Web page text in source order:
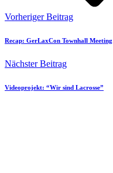
Vorheriger Beitrag
Recap: GerLaxCon Townhall Meeting
Nächster Beitrag
Videoprojekt: “Wir sind Lacrosse”